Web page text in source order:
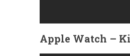
Apple Watch –